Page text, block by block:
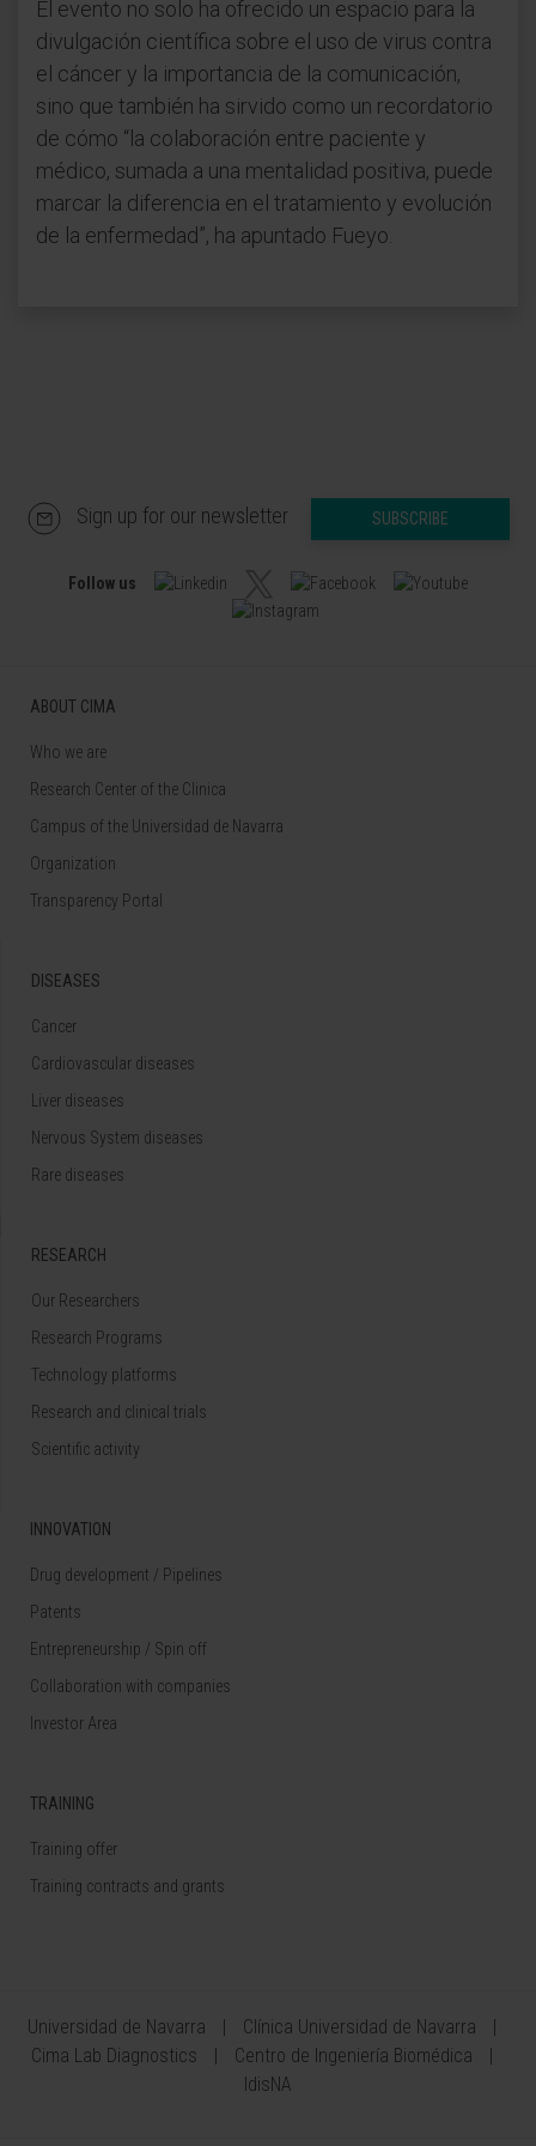
El evento no solo ha ofrecido un espacio para la
divulgación científica sobre el uso de virus contra
el cáncer y la importancia de la comunicación,
sino que también ha sirvido como un recordatorio
de cómo “la colaboración entre paciente y
médico, sumada a una mentalidad positiva, puede
marcar la diferencia en el tratamiento y evolución
de la enfermedad”, ha apuntado Fueyo.
Sign up for our newsletter SUBSCRIBE
Follow us
ABOUT CIMA
Who we are
Research Center of the Clinica
Campus of the Universidad de Navarra
Organization
Transparency Portal
DISEASES
Cancer
Cardiovascular diseases
Liver diseases
Nervous System diseases
Rare diseases
RESEARCH
Our Researchers
Research Programs
Technology platforms
Research and clinical trials
Scientific activity
INNOVATION
Drug development / Pipelines
Patents
Entrepreneurship / Spin off
Collaboration with companies
Investor Area
TRAINING
Training offer
Training contracts and grants
Universidad de Navarra
Clínica Universidad de Navarra
Cima Lab Diagnostics
Centro de Ingeniería Biomédica
IdisNA